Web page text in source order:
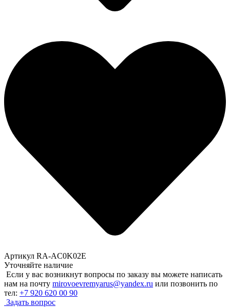
Артикул RA-AC0K02E
Уточняйте наличие
Если у вас возникнут вопросы по заказу вы можете написать
нам на почту mirovoevremyarus@yandex.ru или позвонить по
тел: +7 920 620 00 90
Задать вопрос